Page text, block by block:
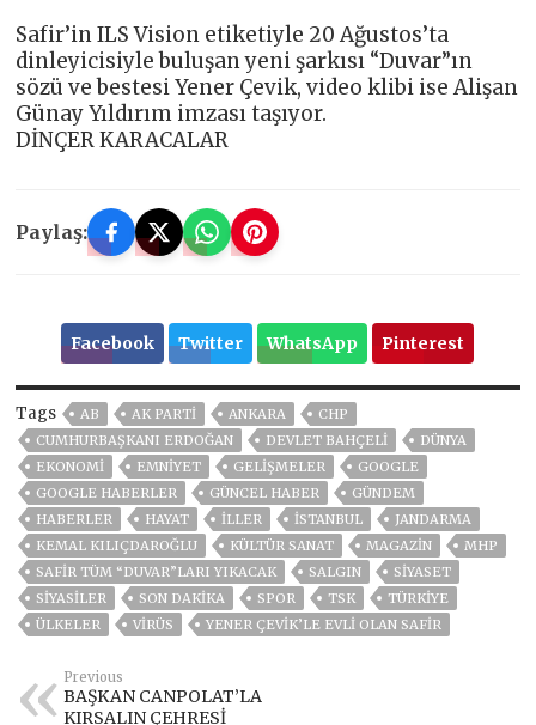
Safir’in ILS Vision etiketiyle 20 Ağustos’ta
dinleyicisiyle buluşan yeni şarkısı “Duvar”ın
sözü ve bestesi Yener Çevik, video klibi ise Alişan
Günay Yıldırım imzası taşıyor.
DİNÇER KARACALAR
Paylaş:
Facebook Twitter WhatsApp Pinterest
Tags AB AK PARTİ ANKARA
CHP
CUMHURBAŞKANI ERDOĞAN
DEVLET BAHÇELİ
DÜNYA
EKONOMİ
EMNİYET GELIŞMELER
GOOGLE
GOOGLE HABERLER
GÜNCEL HABER
GÜNDEM
HABERLER
HAYAT İLLER ISTANBUL
JANDARMA
KEMAL KILIÇDAROĞLU
KÜLTÜR SANAT MAGAZİN
MHP
SAFIR TÜM “DUVAR”LARI YIKACAK
SALGIN
SİYASET
SİYASİLER
SON DAKIKA SPOR TSK
TÜRKİYE
ÜLKELER
VIRÜS YENER ÇEVIK’LE EVLI OLAN SAFIR
Previous
BAŞKAN CANPOLAT’LA
KIRSALIN ÇEHRESİ